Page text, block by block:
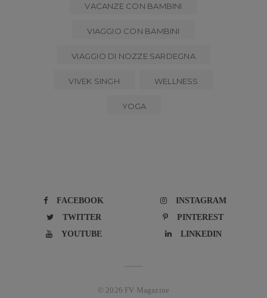
VACANZE CON BAMBINI
VIAGGIO CON BAMBINI
VIAGGIO DI NOZZE SARDEGNA
VIVEK SINGH WELLNESS
YOGA
FACEBOOK
INSTAGRAM
TWITTER
PINTEREST
YOUTUBE
LINKEDIN
© 2026 FV Magazine